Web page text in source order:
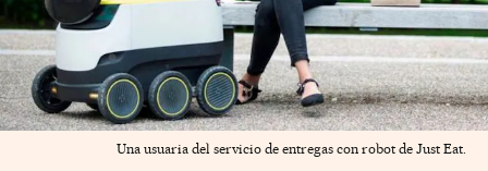
Una usuaria del servicio de entregas con robot de Just Eat.